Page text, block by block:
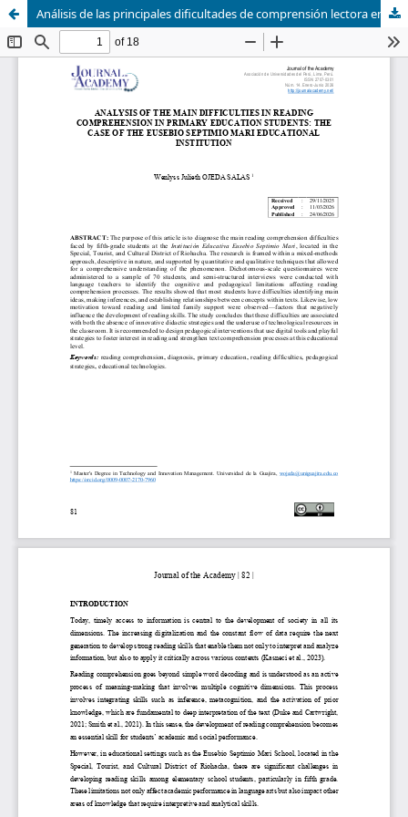
Análisis de las principales dificultades de comprensión lectora en estudiantes de educación básica primaria: caso Institución Educativa Eusebio Septimio Mari